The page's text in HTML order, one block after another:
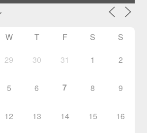
W T F S S
29 30 31 1 2
5 6 7 8 9
12 13 14 15 16